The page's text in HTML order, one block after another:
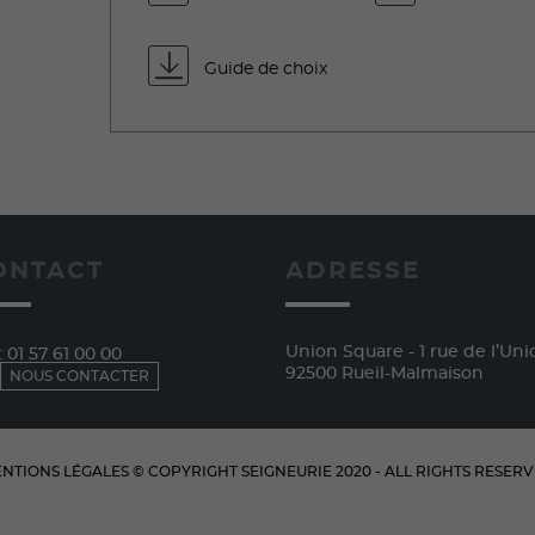
Guide de choix
01 57 61 00 00
NOUS CONTACTER
ADRESSE
Union Square - 1 rue de
92500 Rueil-Malmaison
LÉGALES © COPYRIGHT SEIGNEURIE 2020 - ALL RIGHTS